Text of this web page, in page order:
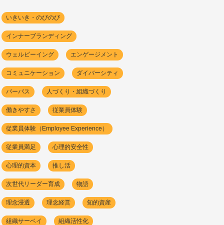
いきいき・のびのび
インナーブランディング
ウェルビーイング エンゲージメント
コミュニケーション ダイバーシティ
パーパス 人づくり・組織づくり
働きやすさ 従業員体験
従業員体験（Employee Experience）
従業員満足 心理的安全性
心理的資本 推し活
次世代リーダー育成 物語
理念浸透 理念経営 知的資産
組織サーベイ 組織活性化